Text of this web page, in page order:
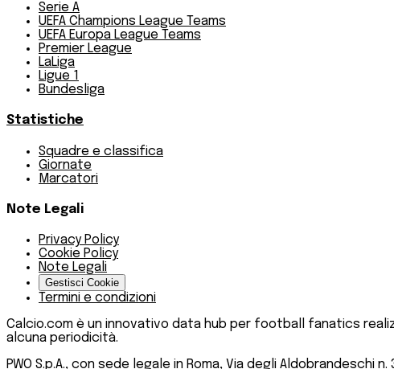
Serie A
UEFA Champions League Teams
UEFA Europa League Teams
Premier League
LaLiga
Ligue 1
Bundesliga
Statistiche
Squadre e classifica
Giornate
Marcatori
Note Legali
Privacy Policy
Cookie Policy
Note Legali
Gestisci Cookie
Termini e condizioni
Calcio.com è un innovativo data hub per football fanatics
alcuna periodicità.
PWO S.p.A., con sede legale in Roma, Via degli Aldobrandeschi n.